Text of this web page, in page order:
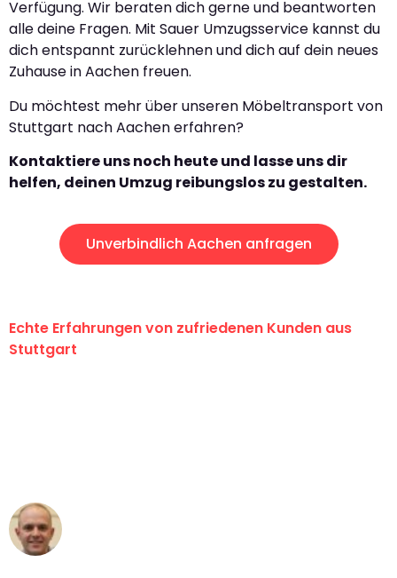
Verfügung. Wir beraten dich gerne und beantworten
alle deine Fragen. Mit Sauer Umzugsservice kannst du
dich entspannt zurücklehnen und dich auf dein neues
Zuhause in Aachen freuen.
Du möchtest mehr über unseren Möbeltransport von
Stuttgart nach Aachen erfahren?
Kontaktiere uns noch heute und lasse uns dir
helfen, deinen Umzug reibungslos zu gestalten.
Unverbindlich Aachen anfragen
Echte Erfahrungen von zufriedenen Kunden aus
Stuttgart